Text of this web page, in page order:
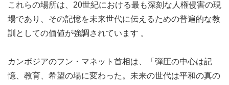
これらの場所は、20世紀における最も深刻な人権侵害の現
場であり、その記憶を未来世代に伝えるための普遍的な教
訓としての価値が強調されています 。
カンボジアのフン・マネット首相は、「弾圧の中心は記
憶、教育、希望の場に変わった。未来の世代は平和の真の